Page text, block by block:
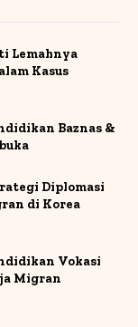
Lemahnya
Kasus
Baznas &
Diplomasi
di Korea
Vokasi
Migran